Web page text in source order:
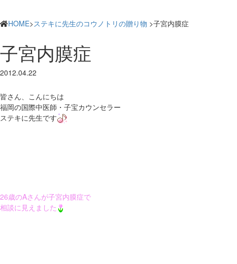
HOME>ステキに先生のコウノトリの贈り物 >子宮内膜症
子宮内膜症
2012.04.22
皆さん、こんにちは
福岡の国際中医師・子宝カウンセラー
ステキに先生です
26歳のAさんが子宮内膜症で
相談に見えました